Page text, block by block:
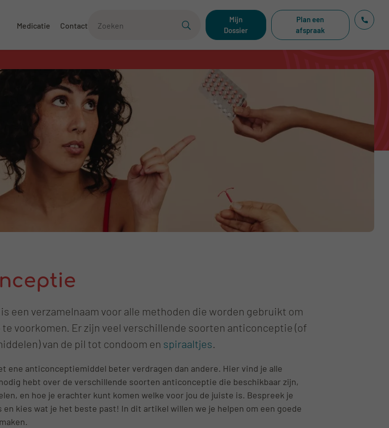
Medicatie Contact
Mijn
Dossier
Plan een
afspraak
een verzamelnaam voor alle methoden die worden gebruikt om
voorkomen. Er zijn veel verschillende soorten anticonceptie (of
van de pil tot condoom en spiraaltjes.
ene anticonceptiemiddel beter verdragen dan andere. Hier vind je alle
hebt over de verschillende soorten anticonceptie die beschikbaar zijn,
en hoe je erachter kunt komen welke voor jou de juiste is. Bespreek je
kies wat je het beste past! In dit artikel willen we je helpen om een goede